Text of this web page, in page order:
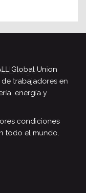
Global Union
trabajadores en
energía y
condiciones
todo el mundo.